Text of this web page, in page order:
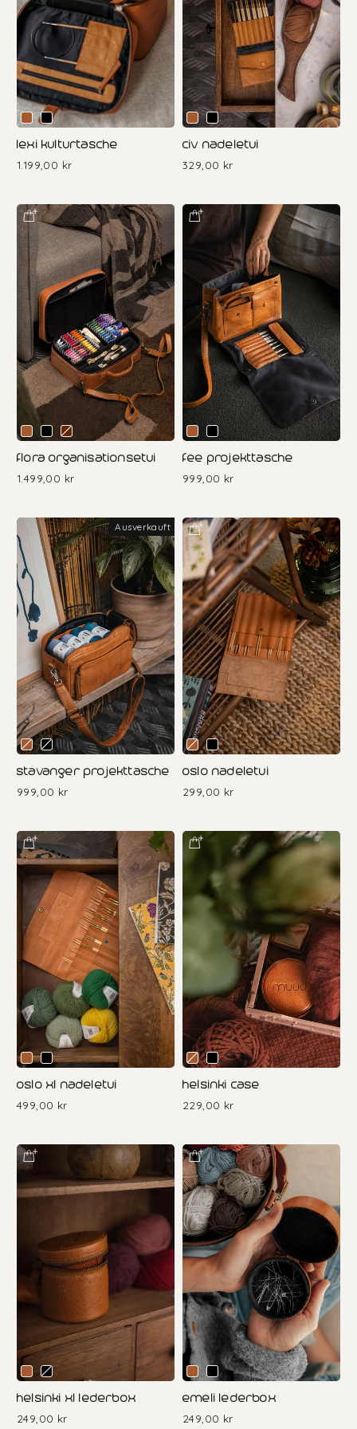
lexi kulturtasche
1.199,00 kr
civ nadeletui
329,00 kr
flora organisationsetui
1.499,00 kr
fee projekttasche
999,00 kr
Ausverkauft
stavanger projekttasche
999,00 kr
oslo nadeletui
299,00 kr
oslo xl nadeletui
499,00 kr
helsinki case
229,00 kr
helsinki xl lederbox
249,00 kr
emeli lederbox
249,00 kr